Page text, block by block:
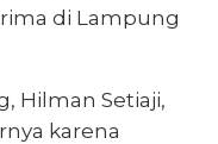
di Lampung
Hilman Setiaji,
karena